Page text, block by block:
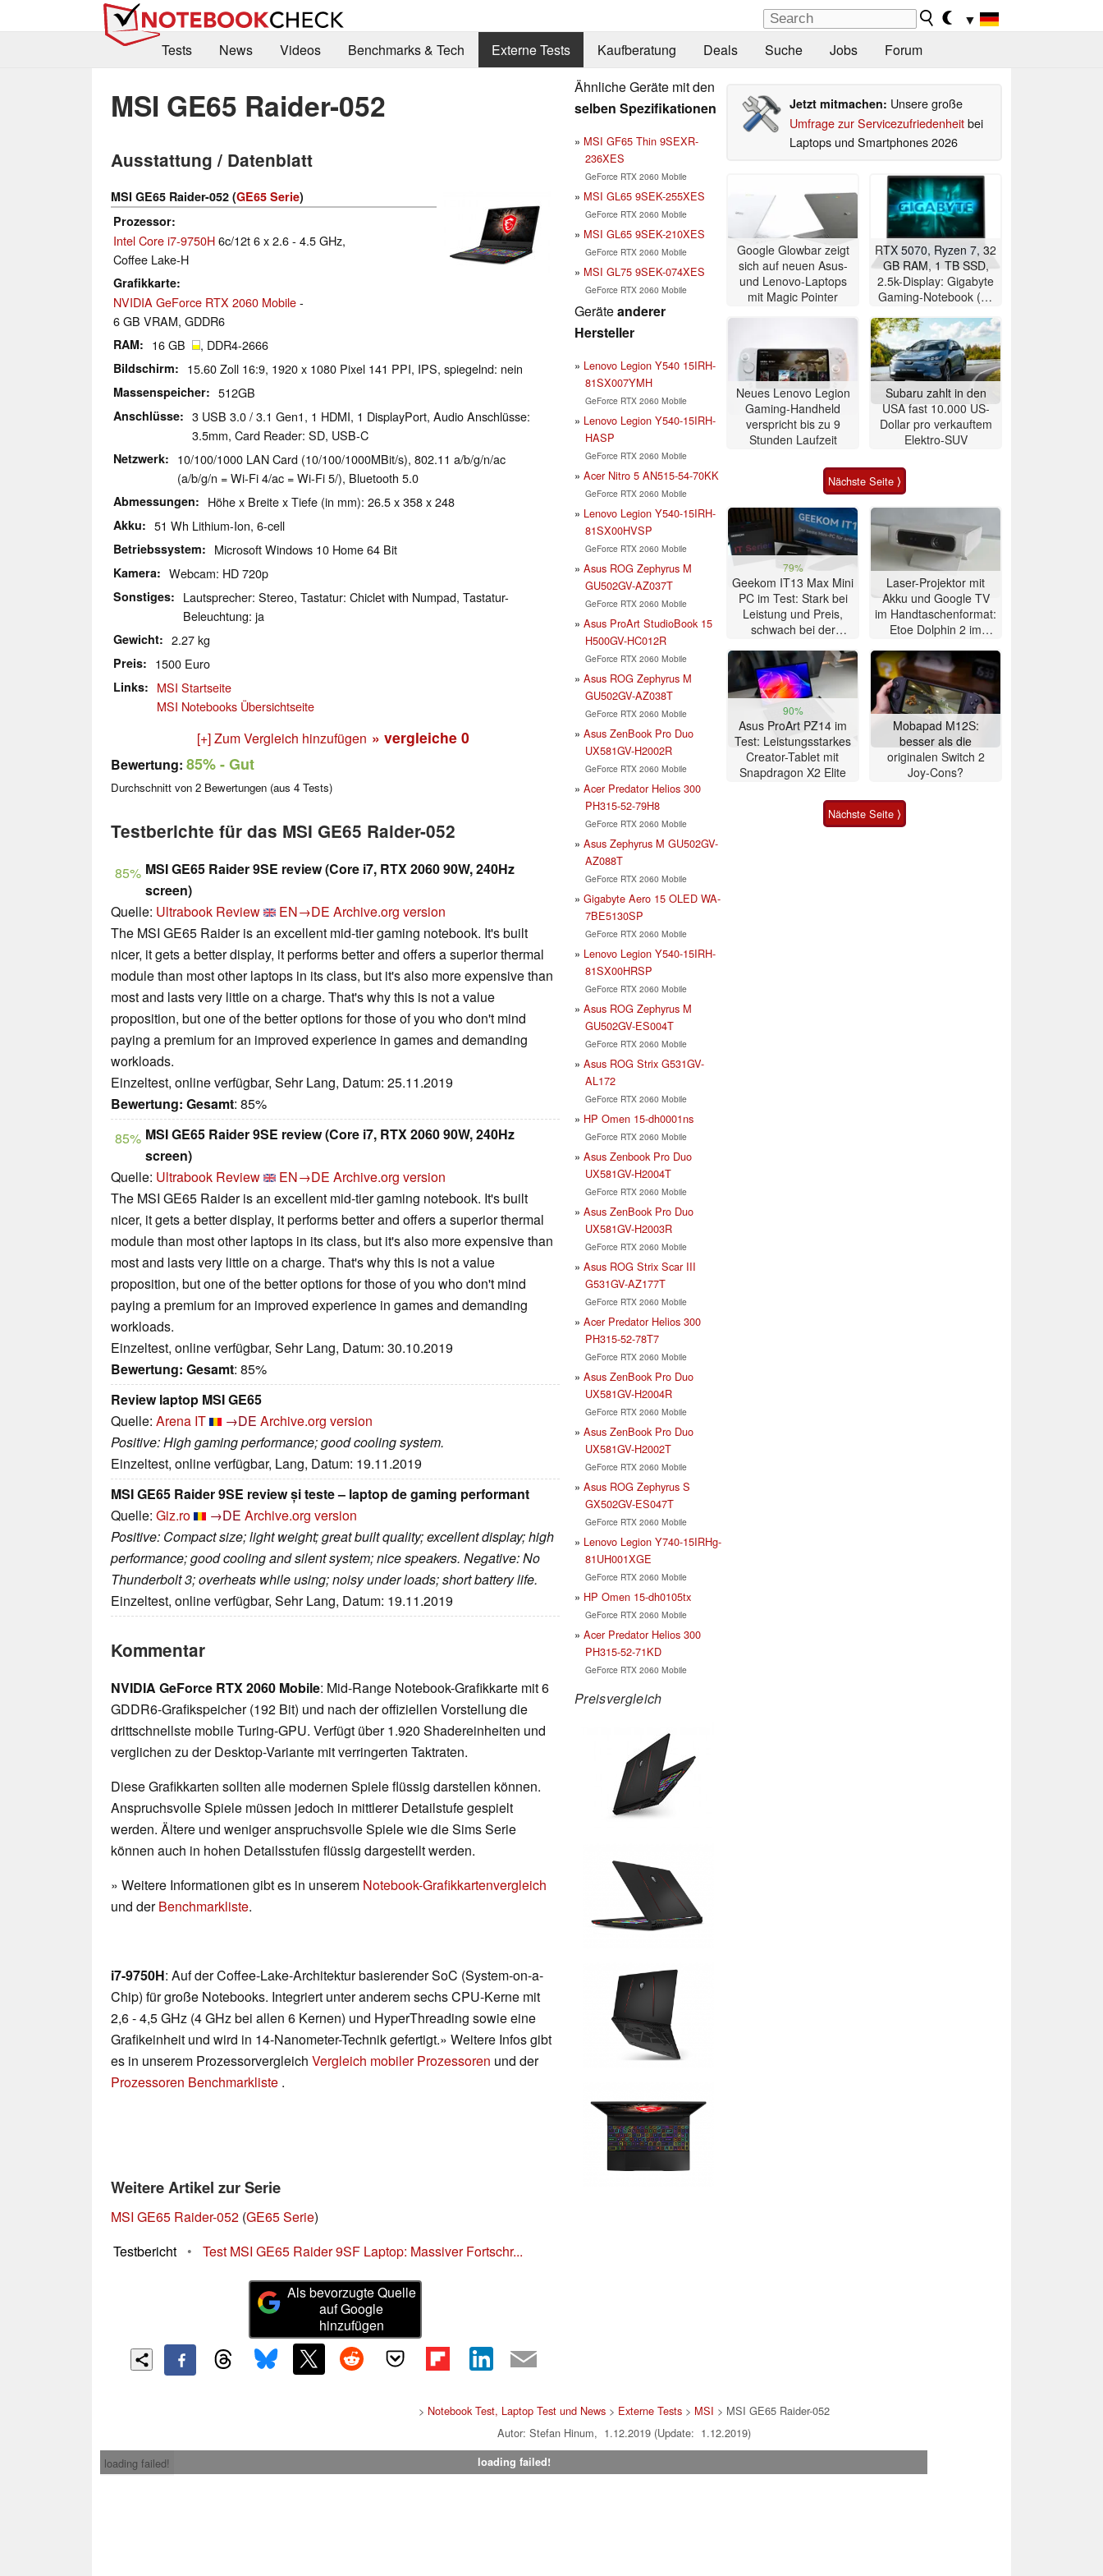
▼
Tests
News Videos Benchmarks & Tech Externe Tests Kaufberatung Deals Suche Jobs Forum
MSI GE65 Raider-052
Ausstattung / Datenblatt
MSI GE65 Raider-052 (GE65 Serie)
Prozessor
Intel Core i7-9750H6c/12t 6 x 2.6 - 4.5 GHz,
Coffee Lake-H
Grafikkarte
NVIDIA GeForce RTX 2060 Mobile-
6 GB VRAM, GDDR6
RAM 16 GB , DDR4-2666
Bildschirm 15.60 Zoll 16:9, 1920 x 1080 Pixel 141 PPI, IPS, spiegelnd: nein
Massenspeicher 512GB
Anschlüsse
3 USB 3.0 / 3.1 Gen1, 1 HDMI, 1 DisplayPort, Audio Anschlüsse:
3.5mm, Card Reader: SD, USB-C
Netzwerk
10/100/1000 LAN Card (10/100/1000MBit/s), 802.11 a/b/g/n/ac
(a/b/g/n = Wi-Fi 4/ac = Wi-Fi 5/), Bluetooth 5.0
Abmessungen Höhe x Breite x Tiefe (in mm): 26.5 x 358 x 248
Akku 51 Wh Lithium-Ion, 6-cell
Betriebssystem Microsoft Windows 10 Home 64 Bit
Kamera Webcam: HD 720p
Sonstiges
Lautsprecher: Stereo, Tastatur: Chiclet with Numpad, Tastatur-
Beleuchtung: ja
Gewicht 2.27 kg
Preis 1500 Euro
Links
MSI Startseite
MSI Notebooks Übersichtseite
[+] Zum Vergleich hinzufügen » vergleiche 0
Bewertung: 85%- Gut
Durchschnitt von 2 Bewertungen (aus 4 Tests)
Testberichte für das MSI GE65 Raider-052
85% MSI GE65 Raider 9SE review (Core i7, RTX 2060 90W, 240Hz
screen)
Quelle: Ultrabook Review EN→DE Archive.org version
The MSI GE65 Raider is an excellent mid-tier gaming notebook. It's built
nicer, it gets a better display, it performs better and offers a superior thermal
module than most other laptops in its class, but it's also more expensive than
most and lasts very little on a charge. That's why this is not a value
proposition, but one of the better options for those of you who don't mind
paying a premium for an improved experience in games and demanding
workloads.
Einzeltest, online verfügbar, Sehr Lang, Datum: 25.11.2019
Bewertung: Gesamt: 85%
85% MSI GE65 Raider 9SE review (Core i7, RTX 2060 90W, 240Hz
screen)
Quelle: Ultrabook Review EN→DE Archive.org version
The MSI GE65 Raider is an excellent mid-tier gaming notebook. It's built
nicer, it gets a better display, it performs better and offers a superior thermal
module than most other laptops in its class, but it's also more expensive than
most and lasts very little on a charge. That's why this is not a value
proposition, but one of the better options for those of you who don't mind
paying a premium for an improved experience in games and demanding
workloads.
Einzeltest, online verfügbar, Sehr Lang, Datum: 30.10.2019
Bewertung: Gesamt: 85%
Review laptop MSI GE65
Quelle: Arena IT →DE Archive.org version
Positive: High gaming performance; good cooling system.
Einzeltest, online verfügbar, Lang, Datum: 19.11.2019
MSI GE65 Raider 9SE review și teste – laptop de gaming performant
Quelle: Giz.ro →DE Archive.org version
Positive: Compact size; light weight; great built quality; excellent display; high
performance; good cooling and silent system; nice speakers. Negative: No
Thunderbolt 3; overheats while using; noisy under loads; short battery life.
Einzeltest, online verfügbar, Sehr Lang, Datum: 19.11.2019
Kommentar
NVIDIA GeForce RTX 2060 Mobile: Mid-Range Notebook-Grafikkarte mit 6
GDDR6-Grafikspeicher (192 Bit) und nach der offiziellen Vorstellung die
drittschnellste mobile Turing-GPU. Verfügt über 1.920 Shadereinheiten und
verglichen zu der Desktop-Variante mit verringerten Taktraten.
Diese Grafikkarten sollten alle modernen Spiele flüssig darstellen können.
Anspruchsvolle Spiele müssen jedoch in mittlerer Detailstufe gespielt
werden. Ältere und weniger anspruchsvolle Spiele wie die Sims Serie
können auch in hohen Detailsstufen flüssig dargestellt werden.
» Weitere Informationen gibt es in unserem Notebook-Grafikkartenvergleich
und derBenchmarkliste.
i7-9750H: Auf der Coffee-Lake-Architektur basierender SoC (System-on-a-
Chip) für große Notebooks. Integriert unter anderem sechs CPU-Kerne mit
2,6 - 4,5 GHz (4 GHz bei allen 6 Kernen) und HyperThreading sowie eine
Grafikeinheit und wird in 14-Nanometer-Technik gefertigt.» Weitere Infos gibt
es in unserem Prozessorvergleich Vergleich mobiler Prozessoren und der
Prozessoren Benchmarkliste .
Weitere Artikel zur Serie
MSI GE65 Raider-052 (GE65 Serie)
Testbericht
• Test MSI GE65 Raider 9SF Laptop: Massiver Fortschr...
Als bevorzugte Quelle
auf Google
hinzufügen
Ähnliche Geräte mit den
selben Spezifikationen
MSI GF65 Thin 9SEXR-
236XES
GeForce RTX 2060 Mobile
MSI GL65 9SEK-255XES
GeForce RTX 2060 Mobile
MSI GL65 9SEK-210XES
GeForce RTX 2060 Mobile
MSI GL75 9SEK-074XES
GeForce RTX 2060 Mobile
Geräteanderer
Hersteller
Lenovo Legion Y540 15IRH-
81SX007YMH
GeForce RTX 2060 Mobile
Lenovo Legion Y540-15IRH-
HASP
GeForce RTX 2060 Mobile
Acer Nitro 5 AN515-54-70KK
GeForce RTX 2060 Mobile
Lenovo Legion Y540-15IRH-
81SX00HVSP
GeForce RTX 2060 Mobile
Asus ROG Zephyrus M
GU502GV-AZ037T
GeForce RTX 2060 Mobile
Asus ProArt StudioBook 15
H500GV-HC012R
GeForce RTX 2060 Mobile
Asus ROG Zephyrus M
GU502GV-AZ038T
GeForce RTX 2060 Mobile
Asus ZenBook Pro Duo
UX581GV-H2002R
GeForce RTX 2060 Mobile
Acer Predator Helios 300
PH315-52-79H8
GeForce RTX 2060 Mobile
Asus Zephyrus M GU502GV-
AZ088T
GeForce RTX 2060 Mobile
Gigabyte Aero 15 OLED WA-
7BE5130SP
GeForce RTX 2060 Mobile
Lenovo Legion Y540-15IRH-
81SX00HRSP
GeForce RTX 2060 Mobile
Asus ROG Zephyrus M
GU502GV-ES004T
GeForce RTX 2060 Mobile
Asus ROG Strix G531GV-
AL172
GeForce RTX 2060 Mobile
HP Omen 15-dh0001ns
GeForce RTX 2060 Mobile
Asus Zenbook Pro Duo
UX581GV-H2004T
GeForce RTX 2060 Mobile
Asus ZenBook Pro Duo
UX581GV-H2003R
GeForce RTX 2060 Mobile
Asus ROG Strix Scar III
G531GV-AZ177T
GeForce RTX 2060 Mobile
Acer Predator Helios 300
PH315-52-78T7
GeForce RTX 2060 Mobile
Asus ZenBook Pro Duo
UX581GV-H2004R
GeForce RTX 2060 Mobile
Asus ZenBook Pro Duo
UX581GV-H2002T
GeForce RTX 2060 Mobile
Asus ROG Zephyrus S
GX502GV-ES047T
GeForce RTX 2060 Mobile
Lenovo Legion Y740-15IRHg-
81UH001XGE
GeForce RTX 2060 Mobile
HP Omen 15-dh0105tx
GeForce RTX 2060 Mobile
Acer Predator Helios 300
PH315-52-71KD
GeForce RTX 2060 Mobile
Preisvergleich
Jetzt mitmachen: Unsere große
Umfrage zur Servicezufriedenheitbei
Laptops und Smartphones 2026
Google Glowbar zeigt
sich auf neuen Asus-
und Lenovo-Laptops
mit Magic Pointer
RTX 5070, Ryzen 7, 32
GB RAM, 1 TB SSD,
2.5k-Display: Gigabyte
Gaming-Notebook (18
Neues Lenovo Legion
Gaming-Handheld
verspricht bis zu 9
Stunden Laufzeit
Subaru zahlt in den
USA fast 10.000 US-
Dollar pro verkauftem
Elektro-SUV
Nächste Seite ⟩
79%
Geekom IT13 Max Mini
PC im Test: Stark bei
Leistung und Preis,
schwach bei der
Laser-Projektor mit
Akku und Google TV
im Handtaschenformat:
Etoe Dolphin 2 im
90%
Asus ProArt PZ14 im
Test: Leistungsstarkes
Creator-Tablet mit
Snapdragon X2 Elite
Mobapad M12S:
besser als die
originalen Switch 2
Joy-Cons?
Nächste Seite ⟩
> Notebook Test, Laptop Test und News> Externe Tests> MSI > MSI GE65 Raider-052
Autor: Stefan Hinum, 1.12.2019 (Update: 1.12.2019)
loading failed!
loading failed!